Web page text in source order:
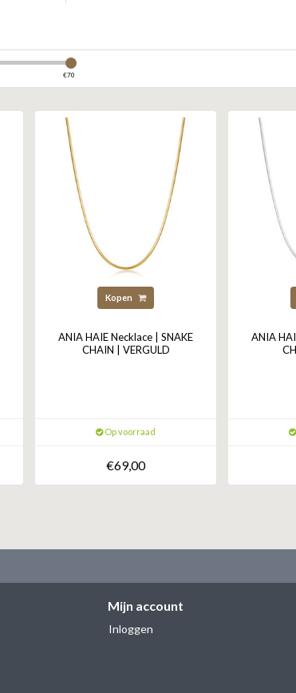
€70
Kopen
ANIA HAIE Necklace | SNAKE
CHAIN | VERGULD
Op voorraad
€69,00
ANIA
Mijn account
Inloggen